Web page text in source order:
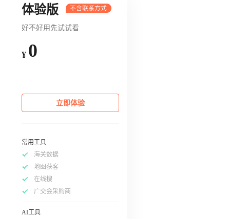
体验版
好不好用先试试看
¥ 0
立即体验
常用工具
海关数据
地图获客
在线搜
广交会采购商
AI工具